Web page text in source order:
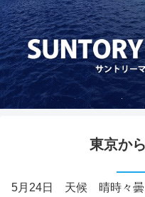
東京か
5月24日 天候 晴時々曇